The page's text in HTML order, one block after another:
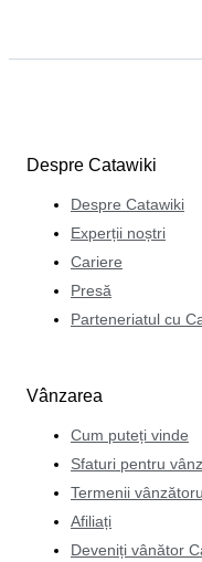
Despre Catawiki
Despre Catawiki
Experții noștri
Cariere
Presă
Parteneriatul cu
Vânzarea
Cum puteți vinde
Sfaturi pentru
Termenii
Afiliați
Deveniți vânător